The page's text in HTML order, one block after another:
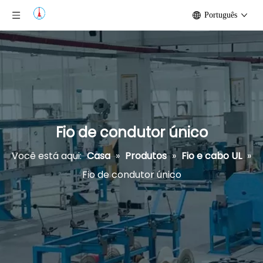
Português
Fio de condutor único
Você está aqui: Casa » Produtos » Fio e cabo UL »
Fio de condutor único